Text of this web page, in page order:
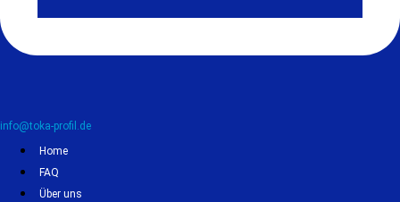
info@toka-profil.de
Home
FAQ
Über uns